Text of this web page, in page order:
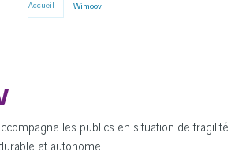
Accueil Wimoov
les publics en situation de fragilité
et autonome.